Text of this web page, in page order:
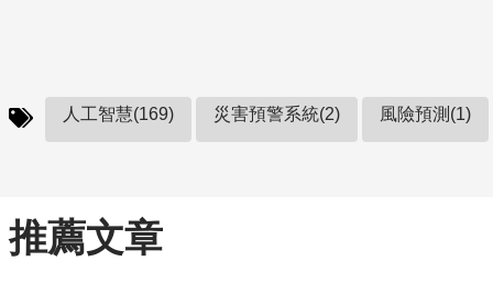
人工智慧(169) 災害預警系統(2) 風險預測(1)
推薦文章